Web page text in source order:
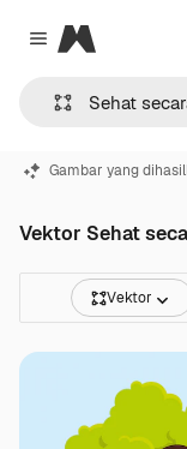
Close menu
Magnific
Gambar yang
Vektor Sehat
Vektor